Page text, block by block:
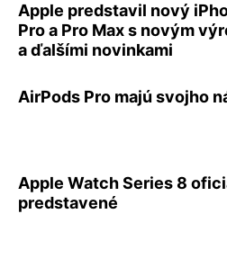
Apple predstavil nový
Pro a Pro Max s novým
a ďalšími novinkami
AirPods Pro majú svojho
Apple Watch Series 8
predstavené